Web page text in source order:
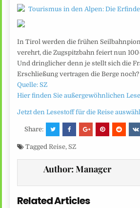
In Tirol werden die frühen
verehrt, die Zugspitzbahn feiert nun
Und dringlicher denn je stellt sich die
Erschließung vertragen die Berge noch?
Quelle: SZ
Hier finden Sie außergewöhnlichen
Jetzt den Lesestoff für die Reise
Share:
TaggedReise, SZ
Author:Manager
Related Articles